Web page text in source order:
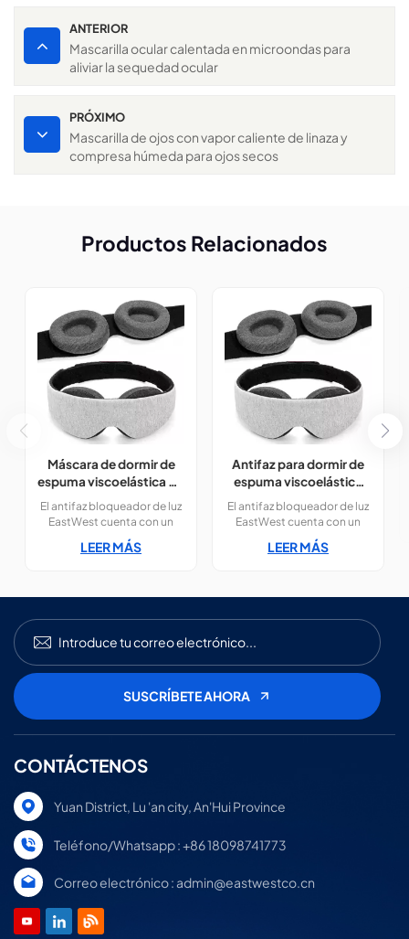
ANTERIOR
Mascarilla ocular calentada en microondas para
aliviar la sequedad ocular
PRÓXIMO
Mascarilla de ojos con vapor caliente de linaza y
compresa húmeda para ojos secos
Productos Relacionados
Máscara de dormir de
espuma viscoelástica 3D
para bloquear la luz
El antifaz bloqueador de luz
EastWest cuenta con un
innovador tejido grueso de
doble capa que garantiza
usuarios a conciliar el sueño
reparador. Combinado con
transpirables y un diseño
ergonómico con contorno
comodidad sin presión
durante todo el día.
LEER MÁS
Antifaz para dormir de
espuma viscoelástica
ajustable 3D con
bloqueo de luz al 100 %
El antifaz bloqueador de luz
EastWest cuenta con un
innovador tejido grueso de
doble capa que garantiza
usuarios a conciliar el sueño
reparador. Combinado con
transpirables y un diseño
ergonómico con contorno
comodidad sin presión
durante todo el día.
LEER MÁS
CONTÁCTENOS
Yuan District, Lu 'an city, An'Hui Province
Teléfono/Whatsapp : +86 18098741773
Correo electrónico : admin@eastwestco.cn